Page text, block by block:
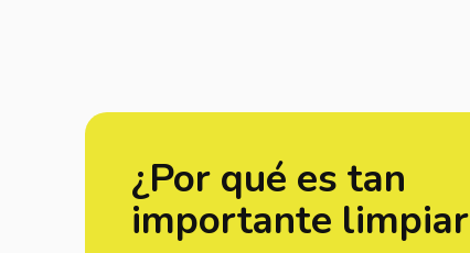
¿Por qué es tan
importante limpiar